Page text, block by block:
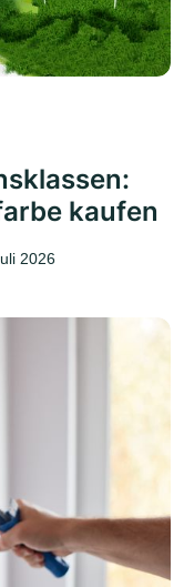
kaufen
2026